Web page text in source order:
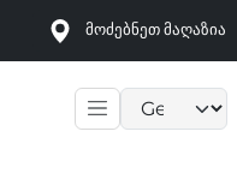
მოძებნეთ მაღაზია